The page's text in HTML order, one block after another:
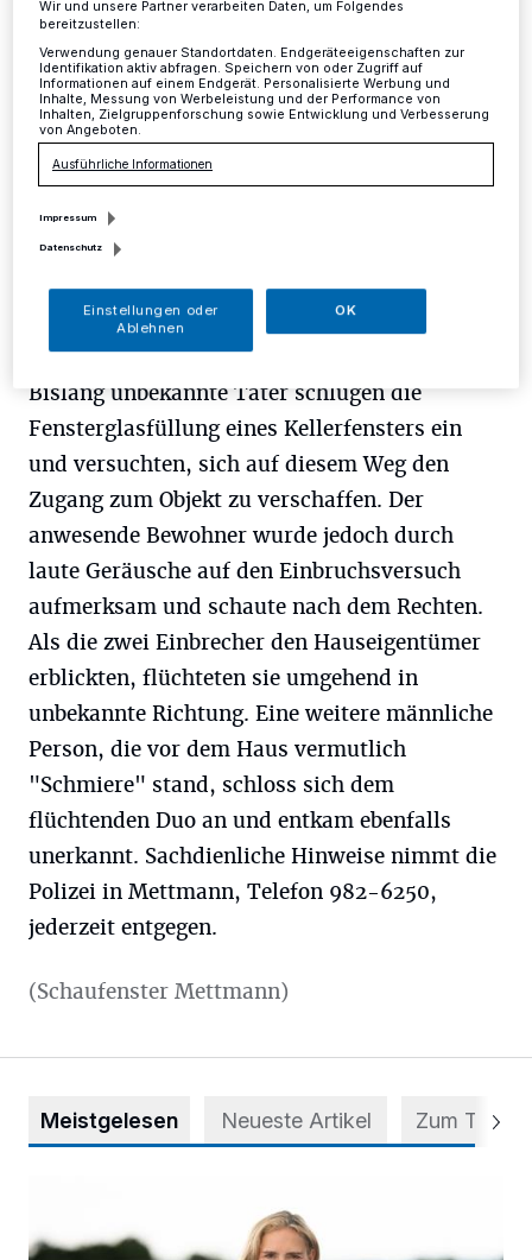
20.50 bis 20.55 Uhr, kam es zu einem versuchten
Einbruchdiebstahl in ein Einfamilienhaus an der
Pommernstraße in Mettmann-Obschwarzbach.
21.03.2017 , 13:03 Uhr
Bislang unbekannte Täter schlugen die
Fensterglasfüllung eines Kellerfensters ein
und versuchten, sich auf diesem Weg den
Zugang zum Objekt zu verschaffen. Der
anwesende Bewohner wurde jedoch durch
laute Geräusche auf den Einbruchsversuch
aufmerksam und schaute nach dem Rechten.
Als die zwei Einbrecher den Hauseigentümer
erblickten, flüchteten sie umgehend in
unbekannte Richtung. Eine weitere männliche
Person, die vor dem Haus vermutlich
"Schmiere" stand, schloss sich dem
flüchtenden Duo an und entkam ebenfalls
unerkannt. Sachdienliche Hinweise nimmt die
Polizei in Mettmann, Telefon 982-6250,
jederzeit entgegen.
(Schaufenster Mettmann)
Meistgelesen Neueste Artikel Zum Thema
Wir und unsere Partner verarbeiten Daten, um Folgendes
bereitzustellen:
Verwendung genauer Standortdaten. Endgeräteeigenschaften zur
Identifikation aktiv abfragen. Speichern von oder Zugriff auf
Informationen auf einem Endgerät. Personalisierte Werbung und
Inhalte, Messung von Werbeleistung und der Performance von
Inhalten, Zielgruppenforschung sowie Entwicklung und Verbesserung
von Angeboten.
Ausführliche Informationen
Impressum
Datenschutz
Einstellungen oder
Ablehnen
OK